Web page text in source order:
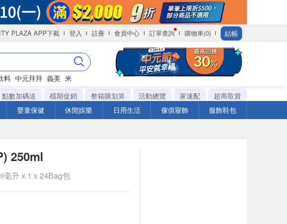
PLAZA APP下載 登入 註冊 會員中心 訂單查詢 購物車(0) 結帳
料 中元拜拜 義美 米
點數加碼送 檔期促銷 整箱購划算 活動總覽 家速配
超商取貨
嬰童保健 休閒娛樂 日用生活 傢俱寢飾 服飾鞋包
250ml
升 x 1 x 24Bag包